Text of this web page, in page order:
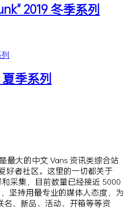
2019 冬季系列
夏季系列
最大的中文 Vans 资讯类综合站
好者社区。这里的一切都关于
和采集，目前数量已经接近 5000
坚持用最专业的媒体人态度，为
名、新品、活动、开箱等等资